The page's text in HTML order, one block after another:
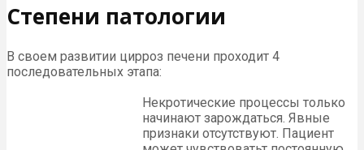
Степени патологии
В своем развитии цирроз печени проходит 4
последовательных этапа:
Некротические процессы только
начинают зарождаться. Явные
признаки отсутствуют. Пациент